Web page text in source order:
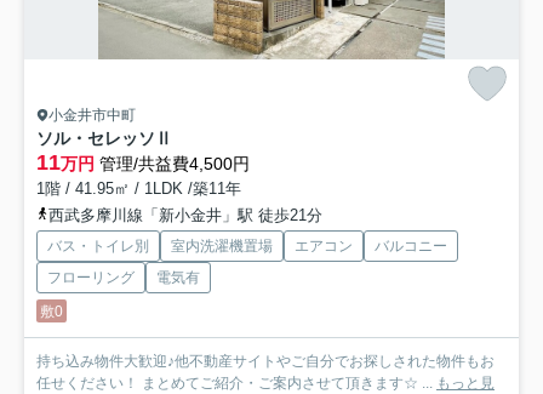
小金井市中町
ソル・セレッソⅡ
11万円 管理/共益費4,500円
1階 / 41.95㎡ / 1LDK /築11年
西武多摩川線「新小金井」駅 徒歩21分
バス・トイレ別 室内洗濯機置場 エアコン
バルコニー
フローリング
電気有
敷0
持ち込み物件大歓迎♪他不動産サイトやご自分でお探しされた物件もお
任せください！ まとめてご紹介・ご案内させて頂きます☆ ...
もっと見